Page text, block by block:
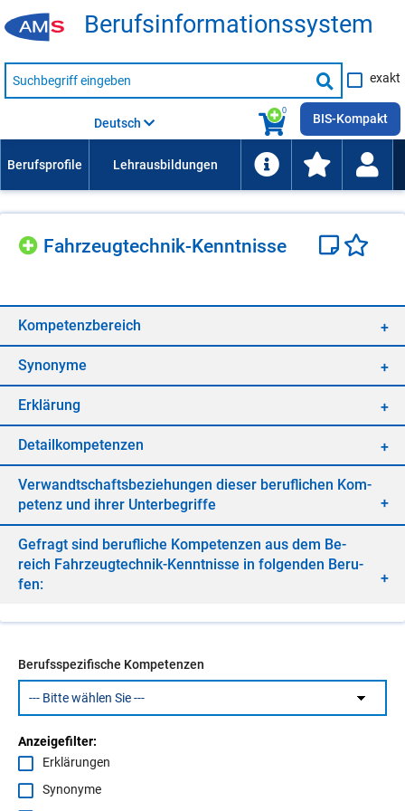
Be­rufs­in­for­ma­ti­ons­sys­tem
Suche
nach
Suche
starten
exakt
0
Deutsch BIS-Kompakt
Fahr­zeug­tech­nik-Kennt­nis­se
Kom­pe­tenz­be­reich
Syn­ony­me
Er­klä­rung
De­tail­kom­pe­ten­zen
Ver­wandt­schafts­be­zie­hun­gen die­ser be­ruf­li­chen Kom­
pe­tenz und ih­rer Un­ter­be­grif­fe
Ge­fragt sind be­ruf­li­che Kom­pe­ten­zen aus dem Be­
reich Fahr­zeug­tech­nik-Kennt­nis­se in fol­gen­den Be­ru­
fen:
Berufsspezifische Kompetenzen
Anzeigefilter:
Erklärungen
Synonyme